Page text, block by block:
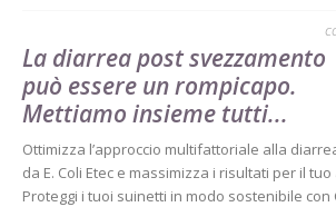
La diarrea post svezzamento
può essere un rompicapo.
Mettiamo insieme tutti...
Ottimizza l’approccio multifattoriale alla
da E. Coli Etec e massimizza i risultati per il
Proteggi i tuoi suinetti in modo sostenibile con